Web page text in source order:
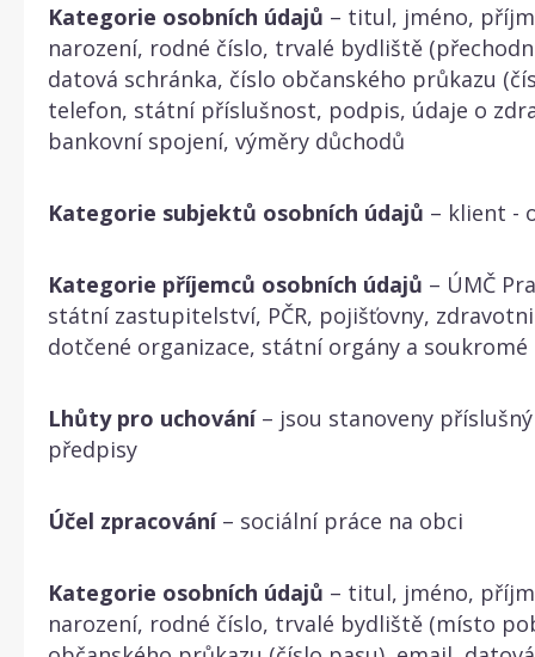
Kategorie osobních údajů – titul, jméno,
narození, rodné číslo, trvalé bydliště
datová schránka, číslo občanského průkazu
telefon, státní příslušnost, podpis, údaje o
bankovní spojení, výměry důchodů
Kategorie subjektů osobních údajů – klient -
Kategorie příjemců osobních údajů – ÚMČ
státní zastupitelství, PČR, pojišťovny,
dotčené organizace, státní orgány a
Lhůty pro uchování– jsou stanoveny
předpisy
Účel zpracování– sociální práce na obci
Kategorie osobních údajů – titul, jméno,
narození, rodné číslo, trvalé bydliště (místo